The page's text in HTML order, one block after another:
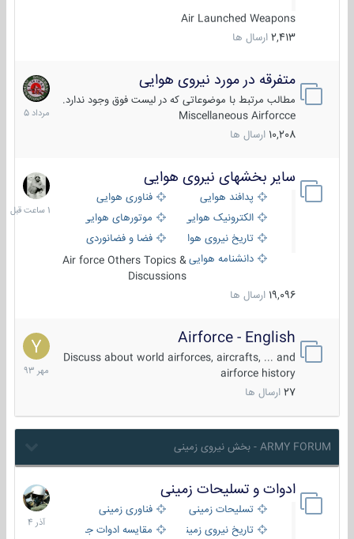
Air Launched Weapons
2,413 ارسال ها
متفرقه در مورد نیروی هوایی
مطالب مرتبط با موضوعاتی که در لیست فوق وجود ندارد.
Miscellaneous Airforcce
10,208 ارسال ها
7
مرداد
1405
سایر بخشهای نیروی هوایی
پدافند هوایی
فناوری هوایی
الکترونیک هوایی
موتورهای هوایی
تاریخ نیروی هوایی
فضا و فضانوردی
دانشنامه هواییAir force Others Topics &
Discussions
19,096 ارسال ها
1
ساعت
قبل
Airforce - English
Discuss about world airforces, aircrafts, ... and
airforce history
27 ارسال ها
15
مهر
1393
ARMY FORUM - بخش نیروی زمینی
ادوات و تسلیحات زمینی
تسلیحات زمینی
فناوری زمینی
تاریخ نیروی زمینی
مقایسه ادوات جنگی
21
آذر
1404